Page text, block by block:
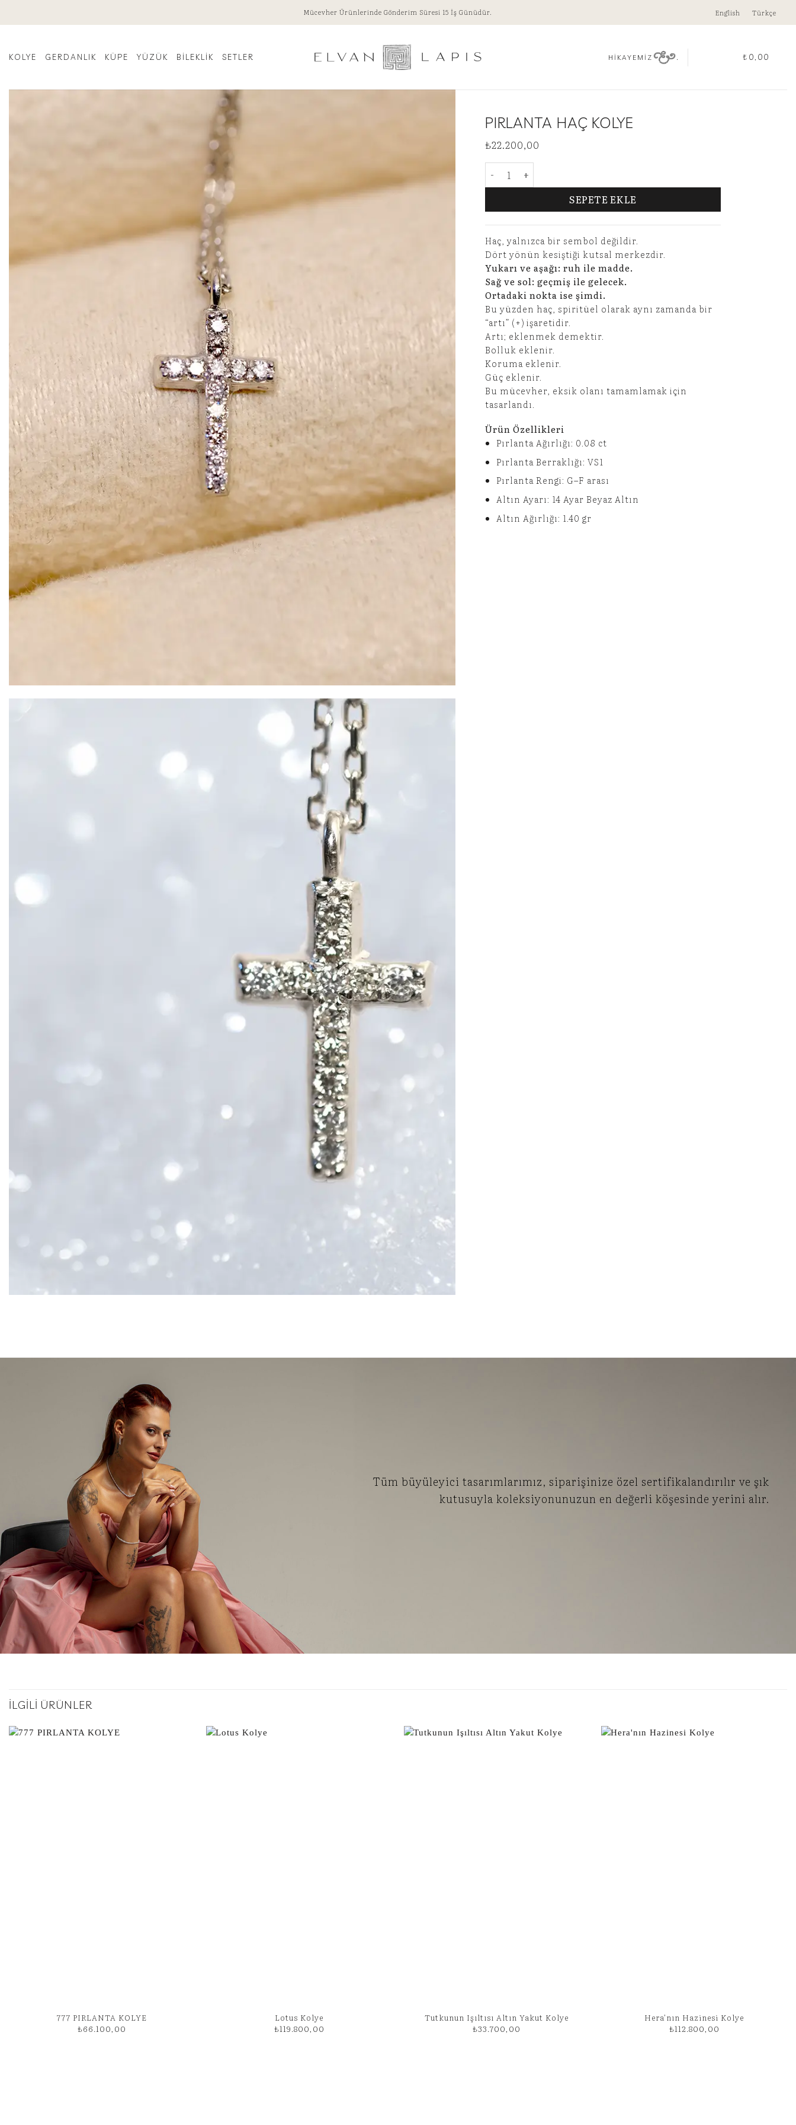
Mücevher Ürünlerinde Gönderim Süresi 15 İş Günüdür. English Türkçe
KOLYE GERDANLIK KÜPE YÜZÜK BILEKLIK SETLER HİKAYEMİZ . ₺ 0,00
PIRLANTA HAÇ KOLYE
₺22.200,00
Pırlanta Haç Kolye adet
SEPETE EKLE
Haç, yalnızca bir sembol değildir.
Dört yönün kesiştiği kutsal merkezdir.
Yukarı ve aşağı: ruh ile madde.
Sağ ve sol: geçmiş ile gelecek.
Ortadaki nokta ise şimdi.
Bu yüzden haç, spiritüel olarak aynı zamanda bir
“artı” (+) işaretidir.
Artı; eklenmek demektir.
Bolluk eklenir.
Koruma eklenir.
Güç eklenir.
Bu mücevher, eksik olanı tamamlamak için
tasarlandı.
Ürün Özellikleri
Pırlanta Ağırlığı: 0.08 ct
Pırlanta Berraklığı: VS1
Pırlanta Rengi: G–F arası
Altın Ayarı: 14 Ayar Beyaz Altın
Altın Ağırlığı: 1.40 gr
Tüm büyüleyici tasarımlarımız, siparişinize özel sertifikalandırılır ve şık
kutusuyla koleksiyonunuzun en değerli köşesinde yerini alır.
İLGILI ÜRÜNLER
777 PIRLANTA KOLYE
₺66.100,00
Lotus Kolye
₺119.800,00
Tutkunun Işıltısı Altın Yakut Kolye
₺33.700,00
Hera’nın Hazinesi Kolye
₺112.800,00